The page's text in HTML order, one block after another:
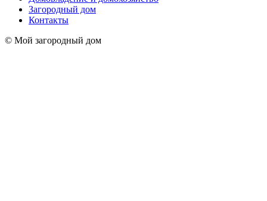
Загородный дом
Контакты
© Мой загородный дом